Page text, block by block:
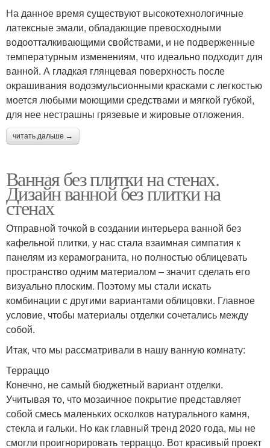
На данное время существуют высокотехнологичные
латексные эмали, обладающие превосходными
водоотталкивающими свойствами, и не подверженные
температурным изменениям, что идеально подходит для
ванной. А гладкая глянцевая поверхность после
окрашивания водоэмульсионными красками с легкостью
моется любыми моющими средствами и мягкой губкой,
для нее нестрашны грязевые и жировые отложения.
читать дальше →
Ванная без плитки на стенах.
Дизайн ванной без плитки на
стенах
Отправной точкой в создании интерьера ванной без
кафельной плитки, у нас стала взаимная симпатия к
панелям из керамогранита, но полностью облицевать
пространство одним материалом – значит сделать его
визуально плоским. Поэтому мы стали искать
комбинации с другими вариантами облицовки. Главное
условие, чтобы материалы отделки сочетались между
собой.
Итак, что мы рассматривали в нашу ванную комнату:
Терраццо
Конечно, не самый бюджетный вариант отделки.
Учитывая то, что мозаичное покрытие представляет
собой смесь маленьких осколков натурального камня,
стекла и гальки. Но как главный тренд 2020 года, мы не
смогли проигнорировать терраццо. Вот красивый проект